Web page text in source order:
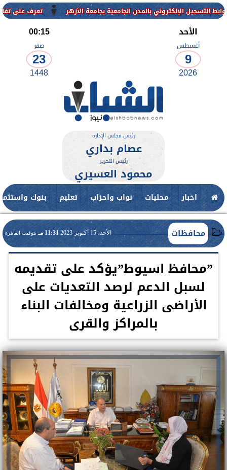
تعرف على تفاصيل وشروط بالمدن الجامعية بجامعة الأزهر
الأحد
أغسطس
9
2026
00:15
صفر
23
1448
رئيس مجلس الإدارة
عصام بداري
رئيس التحرير
محمود العسيري
اخبار محليات نواب واحزاب تعليم بنوك
محافظات الأحد، 15 أكتوبر 2023 11:31 مـ بتوقيت القاهرة
”محافظ اسيوط”يؤكد على تقديمه
لسبل الدعم لرصد التعديات على
الأراضى الزراعية ومخالفات البناء
بالمراكز والقرى